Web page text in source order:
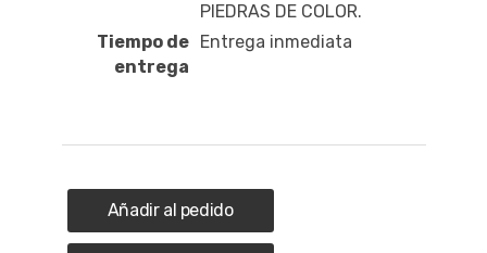
PIEDRAS DE COLOR.
Tiempo de
entrega
Entrega inmediata
Añadir al pedido